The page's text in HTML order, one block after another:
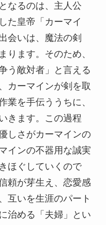
なるのは、主人公
た皇帝「カーマイ
会いは、魔法の剣
ります。そのため、
う敵対者」と言える
カーマインが剣を取
業を手伝ううちに、
きます。この過程
しさがカーマインの
インの不器用な誠実
ほぐしていくので
頼が芽生え、恋愛感
互いを生涯のパート
治める「夫婦」とい